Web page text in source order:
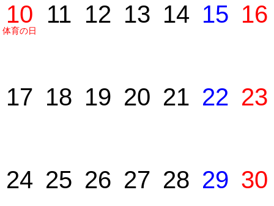
10
体育の日
11 12 13 14 15 16
17 18 19 20 21 22 23
24 25 26 27 28 29 30